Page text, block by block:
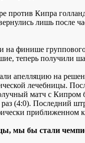
против Кипра
лишь после
на финише
теперь получили
апелляцию на
лечебницы.
матч с Кипром
(4:0). Последний
приближенном
мы бы стали